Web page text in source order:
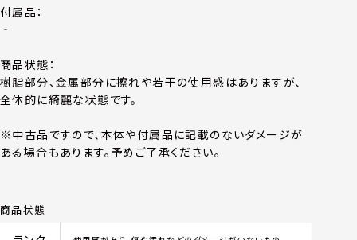
付属品：
‐
商品状態：
樹脂部分、金属部分に擦れや若干の使用感はありますが、
全体的に綺麗な状態です。
※中古品ですので、本体や付属品に記載のないダメージが
ある場合もあります。予めご了承ください。
商品状態